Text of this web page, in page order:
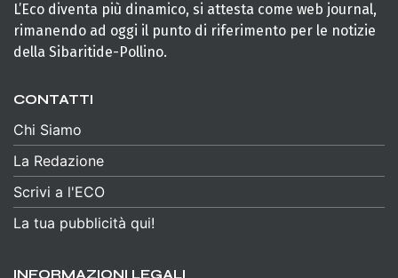
L’Eco diventa più dinamico, si attesta come web journal,
rimanendo ad oggi il punto di riferimento per le notizie
della Sibaritide-Pollino.
CONTATTI
Chi Siamo
La Redazione
Scrivi a l'ECO
La tua pubblicità qui!
INFORMAZIONI LEGALI